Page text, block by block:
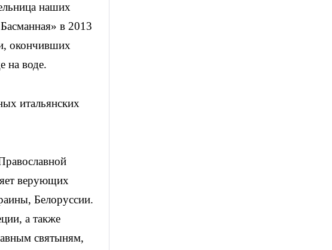
наших
в 2013
окончивших
на воде.
итальянских
верующих
Белоруссии.
а также
святыням,